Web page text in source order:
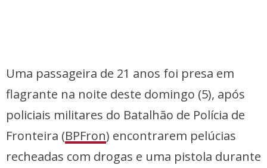
Uma passageira de 21 anos foi presa em
flagrante na noite deste domingo (5), após
policiais militares do Batalhão de Polícia de
Fronteira (BPFron) encontrarem pelúcias
recheadas com drogas e uma pistola durante